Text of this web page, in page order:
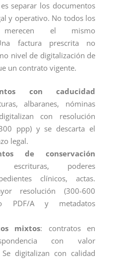
separar los documentos
y operativo. No todos los
merecen el mismo
factura prescrita no
nivel de digitalización de
un contrato vigente.
con caducidad
albaranes, nóminas
con resolución
ppp) y se descarta el
legal.
de conservación
poderes
clínicos, actas.
resolución (300-600
PDF/A y metadatos
mixtos: contratos en
con valor
digitalizan con calidad